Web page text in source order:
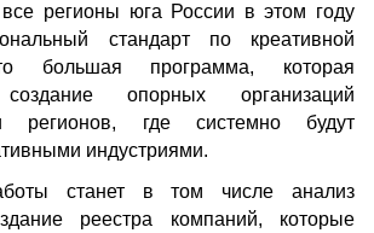
регионы юга России в этом году
стандарт по креативной
большая программа, которая
создание опорных организаций
регионов, где системно будут
индустриями.
станет в том числе анализ
реестра компаний, которые